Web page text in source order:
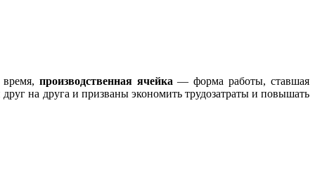
производственная ячейка — форма работы, ставшая
на друга и призваны экономить трудозатраты и повышать